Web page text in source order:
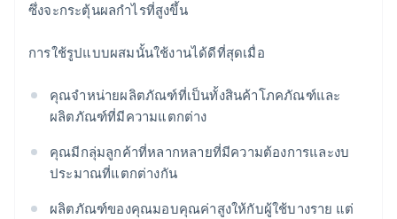
ซึ่งจะกระตุ้นผลกำไรที่สูงขึ้น
การใช้รูปแบบผสมนั้นใช้งานได้ดีที่สุดเมื่อ
คุณจำหน่ายผลิตภัณฑ์ที่เป็นทั้งสินค้าโภคภัณฑ์และ
ผลิตภัณฑ์ที่มีความแตกต่าง
คุณมีกลุ่มลูกค้าที่หลากหลายที่มีความต้องการและงบ
ประมาณที่แตกต่างกัน
ผลิตภัณฑ์ของคุณมอบคุณค่าสูงให้กับผู้ใช้บางราย แต่